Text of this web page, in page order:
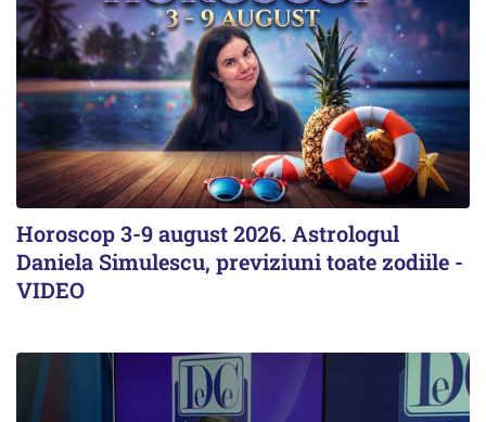
Horoscop 3-9 august 2026. Astrologul
Daniela Simulescu, previziuni toate zodiile -
VIDEO